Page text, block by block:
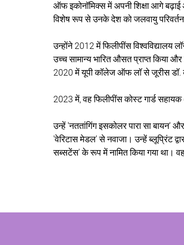
ऑफ इकोनॉमिक्स में अपनी शिक्षा आगे
विशेष रूप से उनके देश को जलवायु
उन्होंने 2012 में फिलीपींस विश्वविद्यालय
उच्च सामान्य भारित औसत प्राप्त किया
2020 में यूपी कॉलेज ऑफ लॉ से जूरीस डॉ.
2023 में, वह फिलीपींस कोस्ट गार्ड
उन्हें 'नततांगिंग इसकोलर पारा सा बायन'
'वेरिटास मेडल' से नवाजा। उन्हें ब्लूप्रिंट
सब्सटेंस' के रूप में नामित किया गया था।